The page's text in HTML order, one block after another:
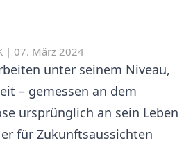
| 07. März 2024
unter seinem Niveau,
– gemessen an dem
ursprünglich an sein Leben
für Zukunftsaussichten